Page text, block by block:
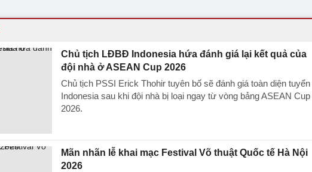
Chủ tịch LĐBĐ Indonesia hứa đánh giá lại kết quả của
đội nhà ở ASEAN Cup 2026
Chủ tịch PSSI Erick Thohir tuyên bố sẽ đánh giá toàn diện tuyển
Indonesia sau khi đội nhà bị loại ngay từ vòng bảng ASEAN Cup
2026.
Mãn nhãn lễ khai mạc Festival Võ thuật Quốc tế Hà Nội
2026